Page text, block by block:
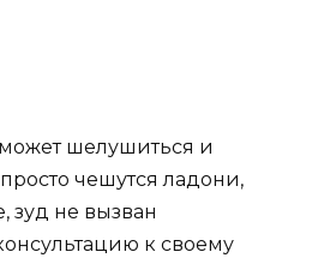
шелушиться и
чешутся ладони,
зуд не вызван
к своему